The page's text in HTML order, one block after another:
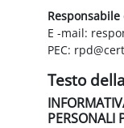
E -mail:
PEC:
Testo
PERSONALI